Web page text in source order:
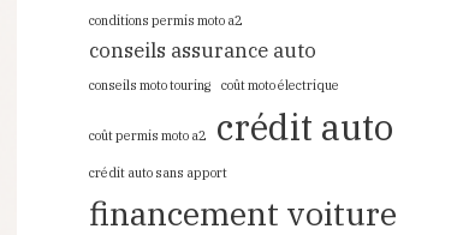
conditions permis moto a2
conseils assurance auto
conseils moto touring coût moto électrique
coût permis moto a2 crédit auto
crédit auto sans apport
financement voiture